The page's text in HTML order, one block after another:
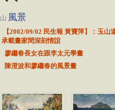
山 風景
【2002/09/02 民生報 黃寶萍】：玉山
承載畫家間深刻情誼
廖繼春長女在跟李太元學畫
陳澄波和廖繼春的風景畫